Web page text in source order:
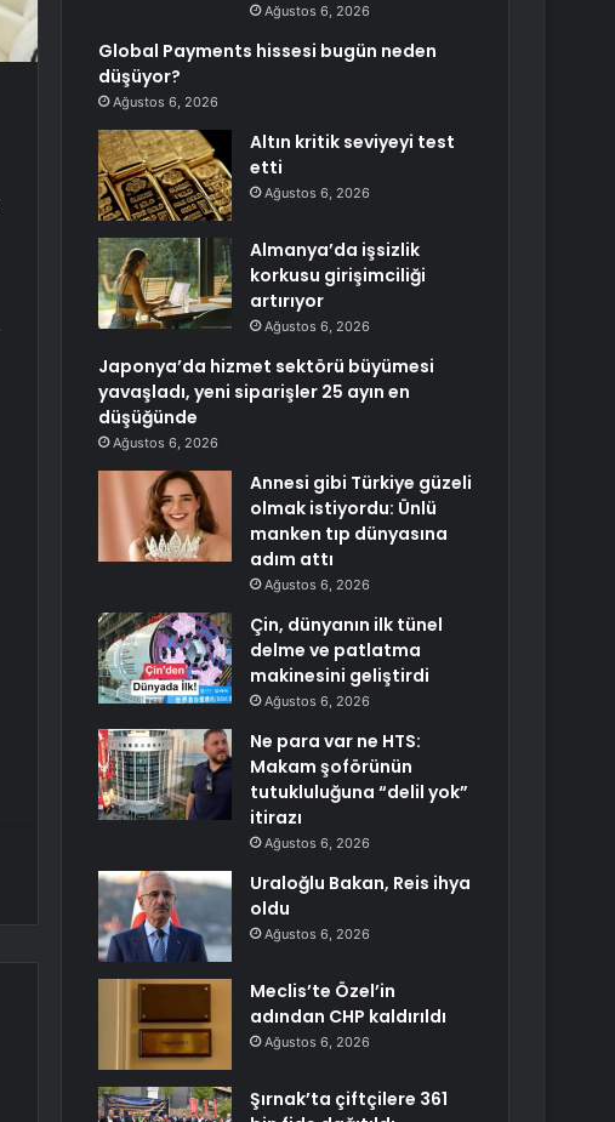
Ağustos 6, 2026
Global Payments hissesi bugün neden
düşüyor?
Ağustos 6, 2026
Altın kritik seviyeyi test
etti
Ağustos 6, 2026
Almanya’da işsizlik
korkusu girişimciliği
artırıyor
Ağustos 6, 2026
Japonya’da hizmet sektörü büyümesi
yavaşladı, yeni siparişler 25 ayın en
düşüğünde
Ağustos 6, 2026
Annesi gibi Türkiye güzeli
olmak istiyordu: Ünlü
manken tıp dünyasına
adım attı
Ağustos 6, 2026
Çin, dünyanın ilk tünel
delme ve patlatma
makinesini geliştirdi
Ağustos 6, 2026
Ne para var ne HTS:
Makam şoförünün
tutukluluğuna “delil yok”
itirazı
Ağustos 6, 2026
Uraloğlu Bakan, Reis ihya
oldu
Ağustos 6, 2026
Meclis’te Özel’in
adından CHP kaldırıldı
Ağustos 6, 2026
Şırnak’ta çiftçilere 361